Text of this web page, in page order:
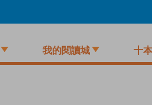
我的閱讀城 十